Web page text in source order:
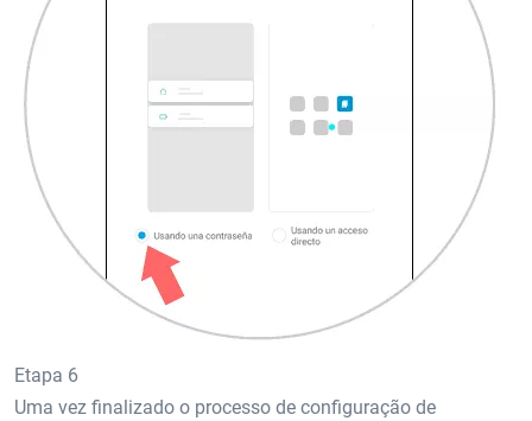
Etapa 6
Uma vez finalizado o processo de configuração de